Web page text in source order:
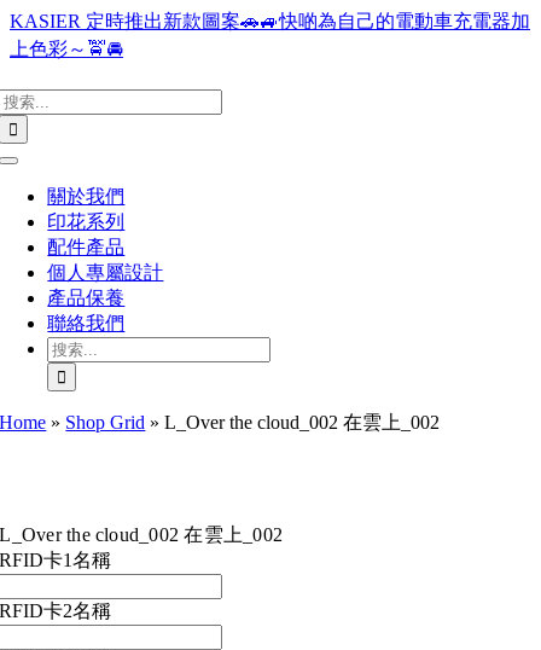
Skip
to
content
KASIER 定時推出新款圖案🚗🚙快啲為自己的電動車充電器加
上色彩～🚖🚘
Toggle
Navigation關於我們
印花系列
配件產品
個人專屬設計
產品保養
聯絡我們
搜
索
結
果：
Home » Shop Grid »L_Over the cloud_002 在雲上_002
L_Over the cloud_002 在雲上_002
RFID卡1名稱
RFID卡2名稱